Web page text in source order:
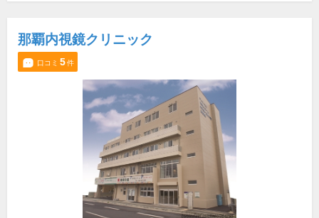
那覇内視鏡クリニック
口コミ 5件